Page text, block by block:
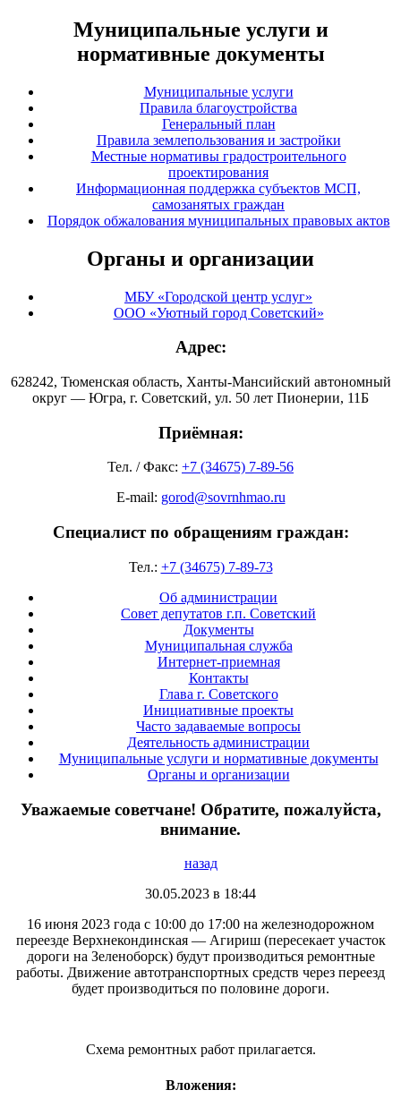
Муниципальные услуги и
нормативные документы
Муниципальные услуги
Правила благоустройства
Генеральный план
Правила землепользования и застройки
Местные нормативы градостроительного
проектирования
Информационная поддержка субъектов МСП,
самозанятых граждан
Порядок обжалования муниципальных правовых актов
Органы и организации
МБУ «Городской центр услуг»
ООО «Уютный город Советский»
Адрес:
628242, Тюменская область, Ханты-Мансийский автономный
округ — Югра, г. Советский, ул. 50 лет Пионерии, 11Б
Приёмная:
Тел. / Факс: +7 (34675) 7-89-56
E-mail: gorod@sovrnhmao.ru
Специалист по обращениям граждан:
Тел.: +7 (34675) 7-89-73
Об администрации
Совет депутатов г.п. Советский
Документы
Муниципальная служба
Интернет-приемная
Контакты
Глава г. Советского
Инициативные проекты
Часто задаваемые вопросы
Деятельность администрации
Муниципальные услуги и нормативные документы
Органы и организации
Уважаемые советчане! Обратите, пожалуйста,
внимание.
назад
30.05.2023 в 18:44
16 июня 2023 года с 10:00 до 17:00 на железнодорожном
переезде Верхнекондинская — Агириш (пересекает участок
дороги на Зеленоборск) будут производиться ремонтные
работы. Движение автотранспортных средств через переезд
будет производиться по половине дороги.
Схема ремонтных работ прилагается.
Вложения: